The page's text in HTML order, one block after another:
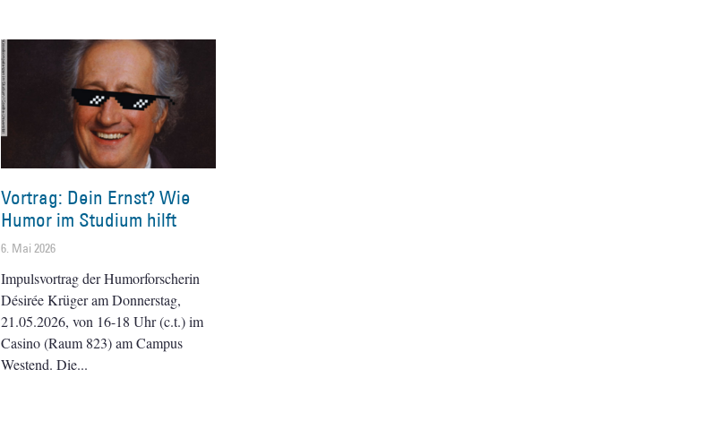
Vortrag: Dein Ernst? Wie
Humor im Studium hilft
6. Mai 2026
Impulsvortrag der Humorforscherin
Désirée Krüger am Donnerstag,
21.05.2026, von 16-18 Uhr (c.t.) im
Casino (Raum 823) am Campus
Westend. Die